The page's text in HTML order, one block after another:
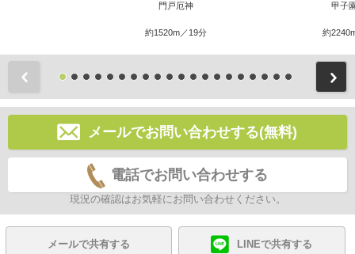
門戸厄神
約1520m／19分
甲子
約
メールでお問い合わせする(無料)
電話でお問い合わせする
現況の確認はお気軽にお問い合わせください。
メールで共有する LINEで共有する